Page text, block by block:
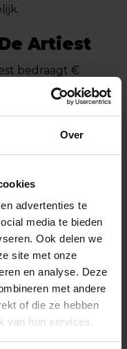
Over
advertenties te
media te bieden
Ook delen we
site met onze
en analyse. Deze
met andere
of die ze hebben
van hun services.
Artiest
bedraagt €
hij een tape
monitorset. Wil
is op jouw
contact
voor de
boeken bij
voor jouw feest
helpt je graag met
en een
nog contact
al meer